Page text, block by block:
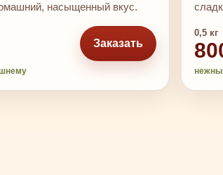
насыщенный вкус.
Заказать
0,5 кг